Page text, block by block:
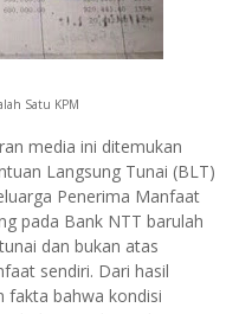
Satu KPM
media ini ditemukan
Langsung Tunai (BLT)
Penerima Manfaat
pada Bank NTT barulah
dan bukan atas
sendiri. Dari hasil
fakta bahwa kondisi